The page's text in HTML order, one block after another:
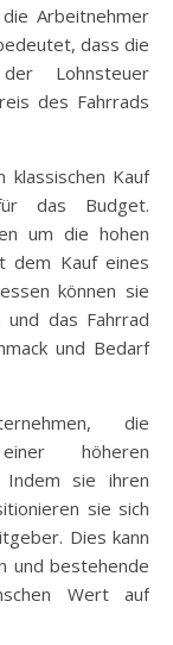
Arbeitnehmer
dass die
Lohnsteuer
des Fahrrads
klassischen Kauf
das Budget.
um die hohen
dem Kauf eines
können sie
und das Fahrrad
und Bedarf
die
höheren
Indem sie ihren
sie sich
Dies kann
und bestehende
Wert auf